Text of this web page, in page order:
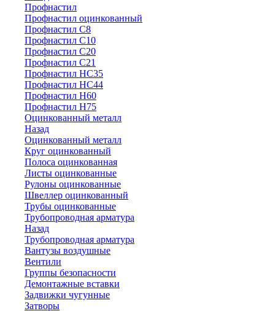
Профнастил
Профнастил оцинкованный
Профнастил С8
Профнастил С10
Профнастил С20
Профнастил С21
Профнастил НС35
Профнастил НС44
Профнастил Н60
Профнастил Н75
Оцинкованный металл
Назад
Оцинкованный металл
Круг оцинкованный
Полоса оцинкованная
Листы оцинкованные
Рулоны оцинкованные
Швеллер оцинкованный
Трубы оцинкованные
Трубопроводная арматура
Назад
Трубопроводная арматура
Вантузы воздушные
Вентили
Группы безопасности
Демонтажные вставки
Задвижки чугунные
Затворы